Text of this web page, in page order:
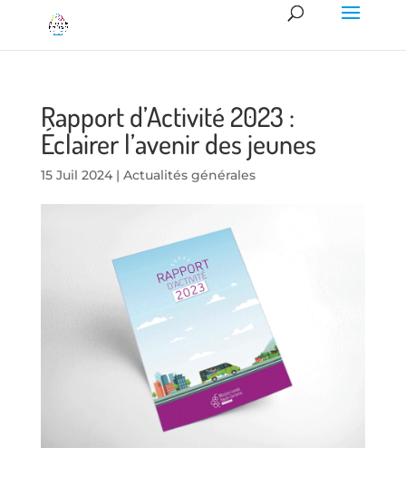
Rapport d’Activité 2023 :
Éclairer l’avenir des jeunes
15 Juil 2024| Actualités générales